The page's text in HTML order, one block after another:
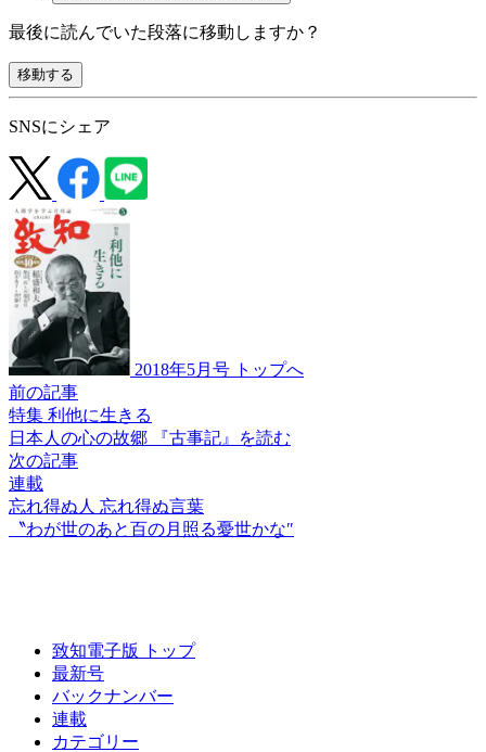
最後に読んでいた段落に移動しますか？
移動する
SNSにシェア
2018年5月号 トップへ
前の記事
特集 利他に生きる
日本人の心の故郷
『古事記』を読む
次の記事
連載
忘れ得ぬ人 忘れ得ぬ言葉
〝わが世のあと百の月照る憂世かな″
致知電子版 トップ
最新号
バックナンバー
連載
カテゴリー